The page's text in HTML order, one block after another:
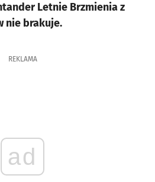
Letnie Brzmienia z
nie brakuje.
REKLAMA
ad